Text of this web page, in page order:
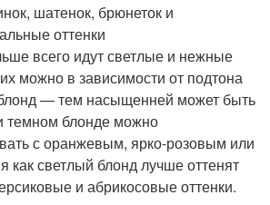
шатенок, брюнеток и
оттенки
всего идут светлые и нежные
можно в зависимости от подтона
— тем насыщенней может быть
темном блонде можно
с оранжевым, ярко-розовым или
как светлый блонд лучше оттенят
и абрикосовые оттенки.